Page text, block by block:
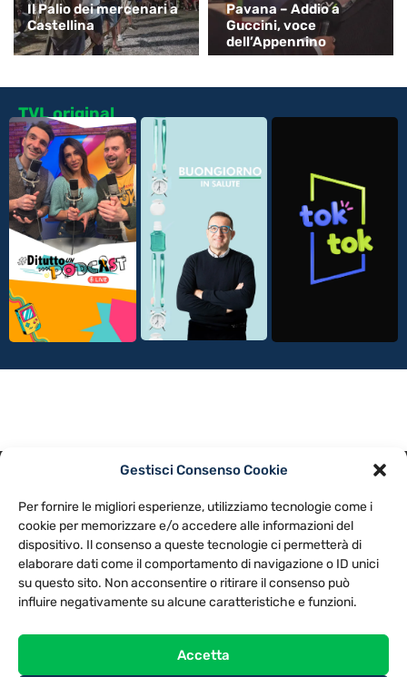
Gestisci Consenso Cookie
Per fornire le migliori esperienze, utilizziamo tecnologie come i
cookie per memorizzare e/o accedere alle informazioni del
dispositivo. Il consenso a queste tecnologie ci permetterà di
elaborare dati come il comportamento di navigazione o ID unici
su questo sito. Non acconsentire o ritirare il consenso può
influire negativamente su alcune caratteristiche e funzioni.
Accetta
Il Palio dei mercenari a
Castellina
Pavana – Addio a
Guccini, voce
dell’Appennino
TVL original
NOTE LEGALI
CONTATTACI PREFERENZE
TV LIBERA S.P.A.
Via Monteleonese 95/21 – 51100 Pistoia (PT)
Tel. 0573.9136 / Fax 0573.913615